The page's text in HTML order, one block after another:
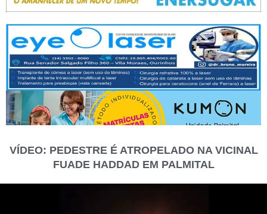
VÍDEO: PEDESTRE É ATROPELADO NA VICINAL
FUADE HADDAD EM PALMITAL